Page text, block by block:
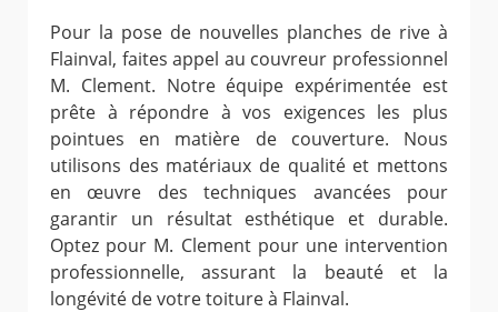
Pour la pose de nouvelles planches de rive à
Flainval, faites appel au couvreur professionnel
M. Clement. Notre équipe expérimentée est
prête à répondre à vos exigences les plus
pointues en matière de couverture. Nous
utilisons des matériaux de qualité et mettons
en œuvre des techniques avancées pour
garantir un résultat esthétique et durable.
Optez pour M. Clement pour une intervention
professionnelle, assurant la beauté et la
longévité de votre toiture à Flainval.